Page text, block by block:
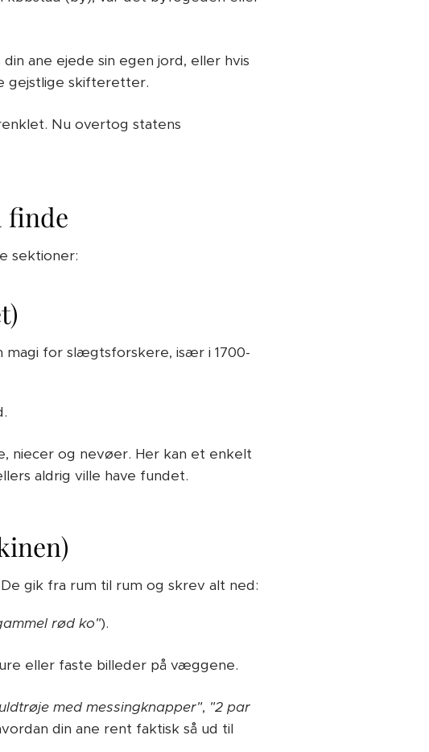
din ane ejede sin egen jord, eller hvis
gejstlige skifteretter.
Nu overtog statens
finde
sektioner:
for slægtsforskere, især i 1700-
niecer og nevøer. Her kan et enkelt
aldrig ville have fundet.
gik fra rum til rum og skrev alt ned:
rød ko").
eller faste billeder på væggene.
med messingknapper", "2 par
din ane rent faktisk så ud til